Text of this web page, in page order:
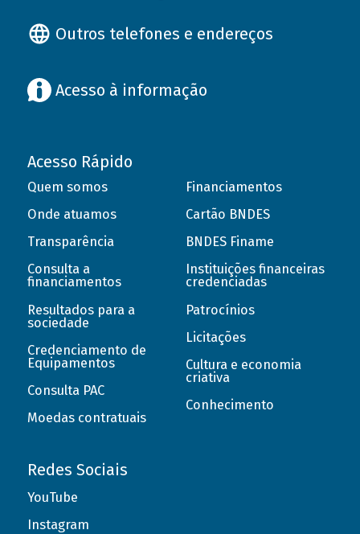
Outros telefones e endereços
Acesso à informação
Acesso Rápido
Quem somos
Onde atuamos
Transparência
Consulta a
financiamentos
Resultados para a
sociedade
Credenciamento de
Equipamentos
Consulta PAC
Moedas contratuais
Financiamentos
Cartão BNDES
BNDES Finame
Instituições financeiras
credenciadas
Patrocínios
Licitações
Cultura e economia
criativa
Conhecimento
Redes Sociais
YouTube
Instagram